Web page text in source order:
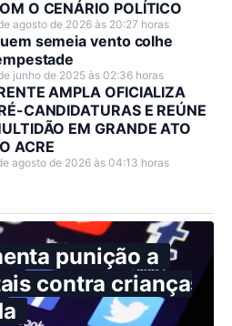
O CENÁRIO POLÍTICO
agosto de 2026 às 20:27 horas
semeia vento colhe
junho de 2025 às 02:36 horas
AMPLA OFICIALIZA
CANDIDATURAS E REÚNE
EM GRANDE ATO
ACRE
agosto de 2026 às 04:13 horas
punição a
contra crianças